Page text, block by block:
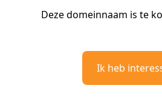
Deze domeinnaam is te
Ik heb